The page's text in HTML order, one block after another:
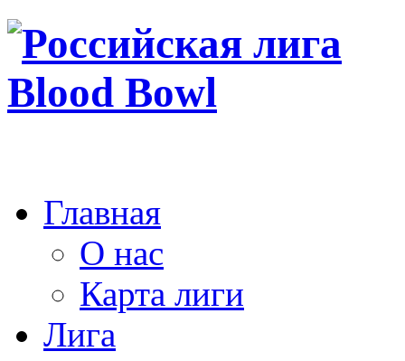
Главная
О нас
Карта лиги
Лига